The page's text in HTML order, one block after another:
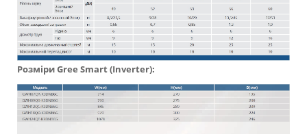
Розміри Gree Smart (Inverter):